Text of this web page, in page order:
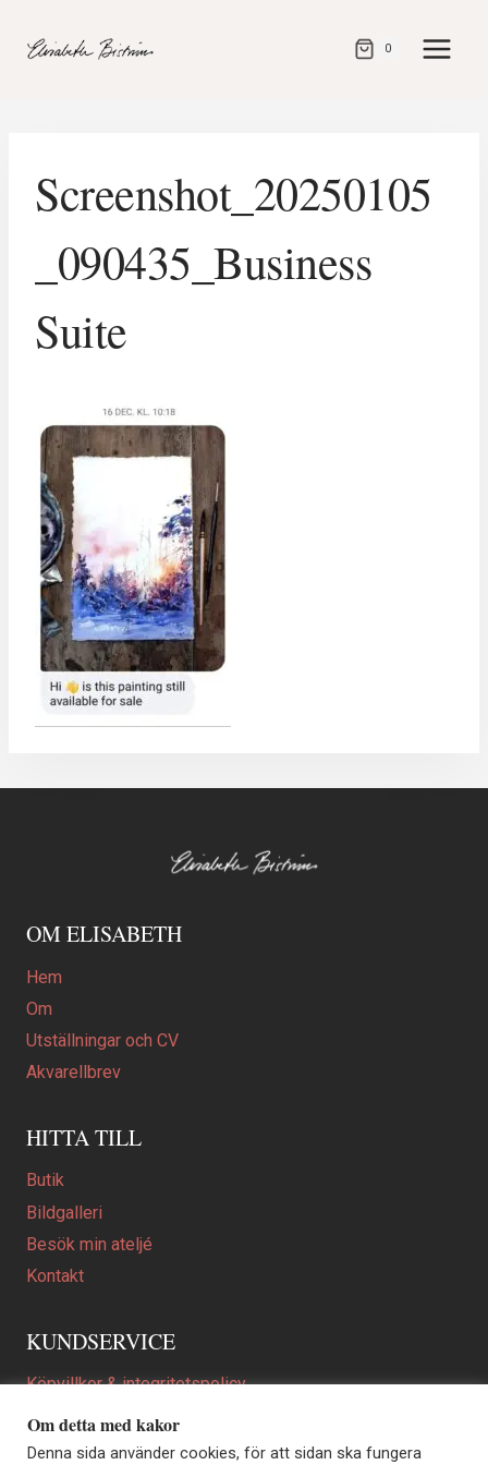
direkt
0
Screenshot_20250105
_090435_Business
Suite
OM ELISABETH
Hem
Om
Utställningar och CV
Akvarellbrev
HITTA TILL
Butik
Bildgalleri
Besök min ateljé
Kontakt
KUNDSERVICE
Köpvillkor & integritetspolicy
Att beställa ett personligt utformat konstverk
En personligare gåva
Om detta med kakor
Denna sida använder cookies, för att sidan ska fungera